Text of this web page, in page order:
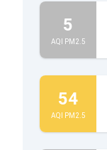
5
AQI PM2.5
54
AQI PM2.5